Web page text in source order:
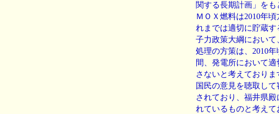
関する長期計画」を
ＭＯＸ燃料は2010年
れまでは適切に貯蔵
子力政策大綱におい
処理の方策は、2010
間、発電所において
さないと考えており
国民の意見を聴取し
されており、福井県
れているものと考えて